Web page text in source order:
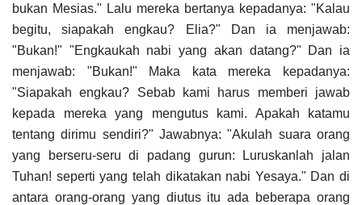
bukan Mesias." Lalu mereka bertanya kepadanya: "Kalau
begitu, siapakah engkau? Elia?" Dan ia menjawab:
"Bukan!" "Engkaukah nabi yang akan datang?" Dan ia
menjawab: "Bukan!" Maka kata mereka kepadanya:
"Siapakah engkau? Sebab kami harus memberi jawab
kepada mereka yang mengutus kami. Apakah katamu
tentang dirimu sendiri?" Jawabnya: "Akulah suara orang
yang berseru-seru di padang gurun: Luruskanlah jalan
Tuhan! seperti yang telah dikatakan nabi Yesaya." Dan di
antara orang-orang yang diutus itu ada beberapa orang